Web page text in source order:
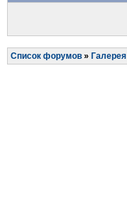
Список форумов » Галерея